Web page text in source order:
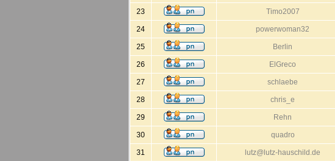
23 Timo2007
24 powerwoman32
25 Berlin
26 ElGreco
27 schlaebe
28 chris_e
29 Rehn
30 quadro
31 lutz@lutz-hauschild.de